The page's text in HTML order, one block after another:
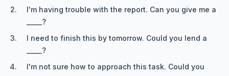
I'm having trouble with the report. Can you give me a
_____?
I need to finish this by tomorrow. Could you lend a
_____?
I'm not sure how to approach this task. Could you